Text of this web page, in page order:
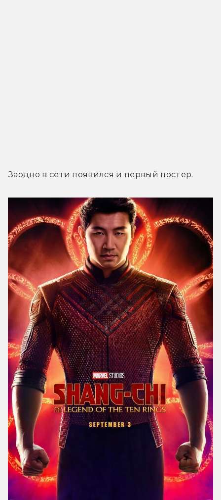
Заодно в сети появился и первый постер.